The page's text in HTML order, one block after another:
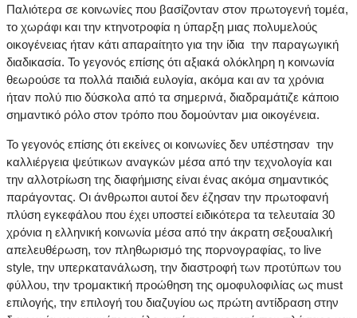
Παλιότερα σε κοινωνίες που βασίζονταν στον πρωτογενή τομέα,
το χωράφι και την κτηνοτροφία η ύπαρξη μιας πολυμελούς
οικογένειας ήταν κάτι απαραίτητο για την ίδια την παραγωγική
διαδικασία. Το γεγονός επίσης ότι αξιακά ολόκληρη η κοινωνία
θεωρούσε τα πολλά παιδιά ευλογία, ακόμα και αν τα χρόνια
ήταν πολύ πιο δύσκολα από τα σημερινά, διαδραμάτιζε κάποιο
σημαντικό ρόλο στον τρόπο που δομούνταν μια οικογένεια.
Το γεγονός επίσης ότι εκείνες οι κοινωνίες δεν υπέστησαν την
καλλιέργεια ψεύτικων αναγκών μέσα από την τεχνολογία και
την αλλοτρίωση της διαφήμισης είναι ένας ακόμα σημαντικός
παράγοντας. Οι άνθρωποι αυτοί δεν έζησαν την πρωτοφανή
πλύση εγκεφάλου που έχει υποστεί ειδικότερα τα τελευταία 30
χρόνια η ελληνική κοινωνία μέσα από την άκρατη σεξουαλική
απελευθέρωση, τον πληθωρισμό της πορνογραφίας, το live
style, την υπερκατανάλωση, την διαστροφή των προτύπων του
φύλλου, την τρομακτική προώθηση της ομοφυλοφιλίας ως must
επιλογής, την επιλογή του διαζυγίου ως πρώτη αντίδραση στην